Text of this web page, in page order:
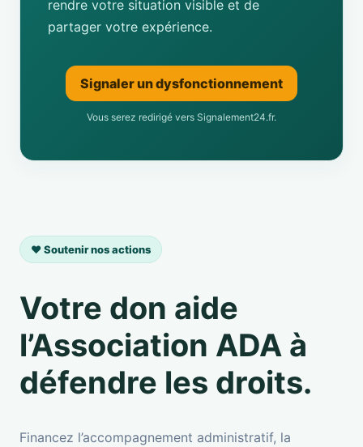
rendre votre situation visible et de
partager votre expérience.
Signaler un dysfonctionnement
Vous serez redirigé vers Signalement24.fr.
❤️ Soutenir nos actions
Votre don aide
l’Association ADA à
défendre les droits.
Financez l’accompagnement administratif, la